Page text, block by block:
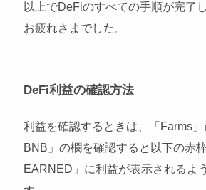
以上でDeFiのすべての手順が完了
お疲れさまでした。
DeFi利益の確認方法
利益を確認するときは、「Farms
BNB」の欄を確認すると以下の赤
EARNED」に利益が表示されるよ